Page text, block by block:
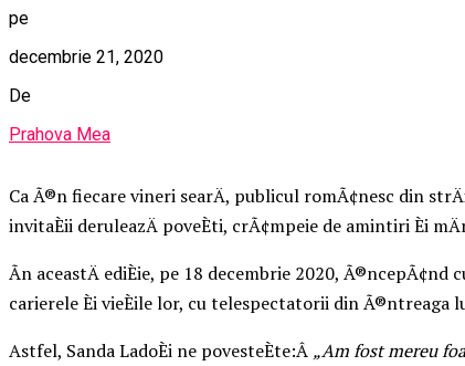
pe
decembrie 21, 2020
De
Prahova Mea
Ca Ã®n fiecare vineri searÄ, publicul romÃ¢nesc din
invitaÈii deruleazÄ poveÈti, crÃ¢mpeie de amintiri Èi
Ãn aceastÄ ediÈie, pe 18 decembrie 2020,
carierele Èi vieÈile lor, cu telespectatorii din Ã®ntreaga
Astfel, Sanda LadoÈi ne povesteÈte:Â „Am fost mereu